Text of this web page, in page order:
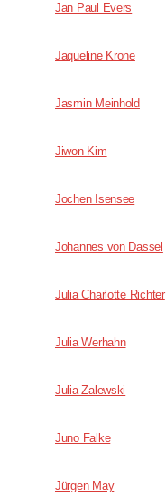
Jan Paul Evers
Jaqueline Krone
Jasmin Meinhold
Jiwon Kim
Jochen Isensee
Johannes von Dassel
Julia Charlotte Richter
Julia Werhahn
Julia Zalewski
Juno Falke
Jürgen May